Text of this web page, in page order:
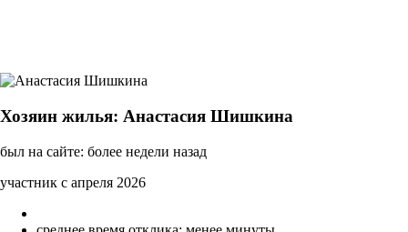
Хозяин жилья: Анастасия Шишкина
был на сайте: более недели назад
участник с апреля 2026